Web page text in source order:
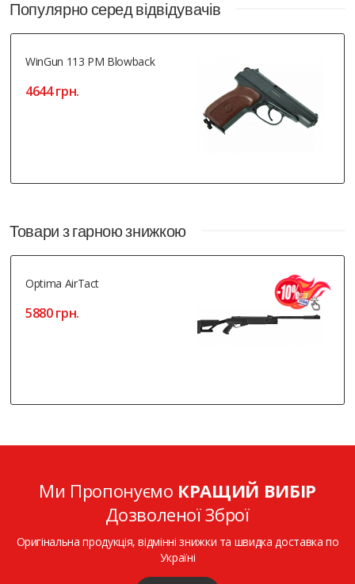
Популярно серед відвідувачів
WinGun 113 PM Blowback
4644 грн.
Товари з гарною знижкою
Optima AirTact
5880 грн.
Ми Пропонуємо КРАЩИЙ ВИБІР
Дозволеної Зброї
Оригінальна продукція, відмінні знижки та швидка доставка по
Україні